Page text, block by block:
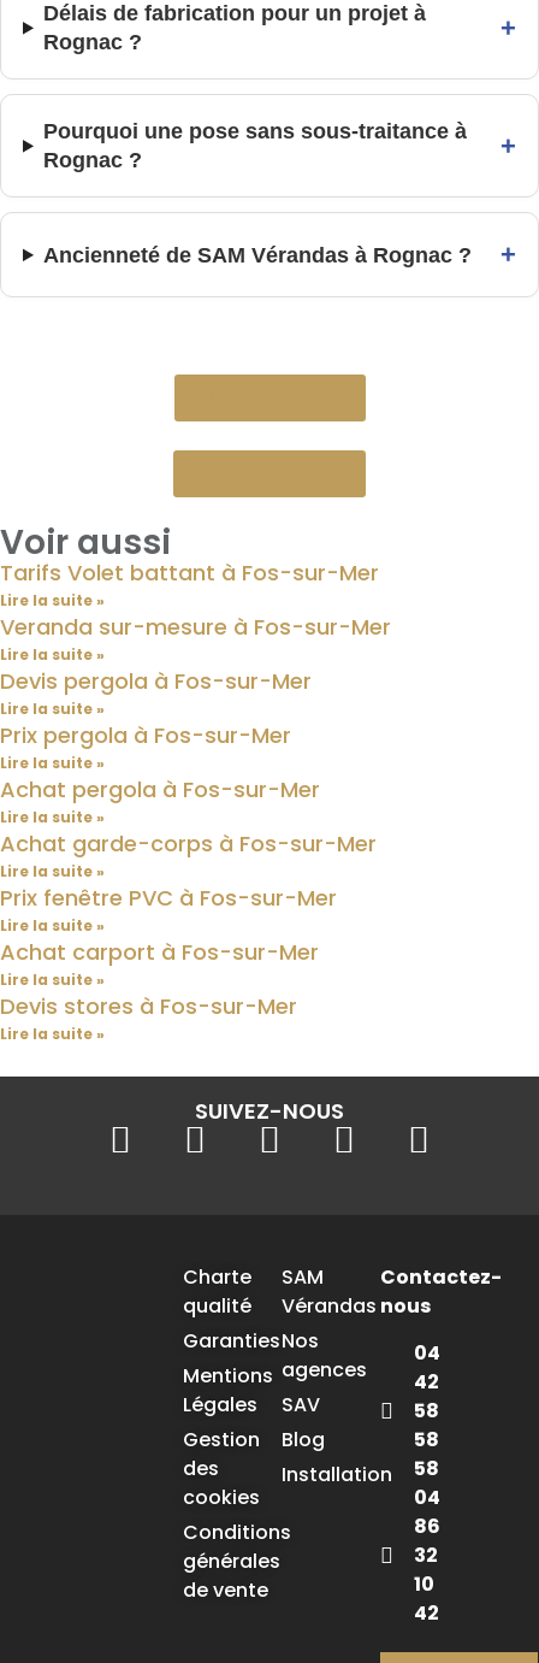
Délais de fabrication pour un projet à
Rognac ?
+
Pourquoi une pose sans sous-traitance à
Rognac ?
+
Ancienneté de SAM Vérandas à Rognac ? +
Voir aussi
Tarifs Volet battant à Fos-sur-Mer
Lire la suite »
Veranda sur-mesure à Fos-sur-Mer
Lire la suite »
Devis pergola à Fos-sur-Mer
Lire la suite »
Prix pergola à Fos-sur-Mer
Lire la suite »
Achat pergola à Fos-sur-Mer
Lire la suite »
Achat garde-corps à Fos-sur-Mer
Lire la suite »
Prix fenêtre PVC à Fos-sur-Mer
Lire la suite »
Achat carport à Fos-sur-Mer
Lire la suite »
Devis stores à Fos-sur-Mer
Lire la suite »
SUIVEZ-NOUS
Charte
qualité
Garanties
Mentions
Légales
Gestion
des
cookies
Conditions
générales
de vente
SAM
Vérandas
Nos
agences
SAV
Blog
Installation
Contactez-
nous
04
42
58
58
58
04
86
32
10
42